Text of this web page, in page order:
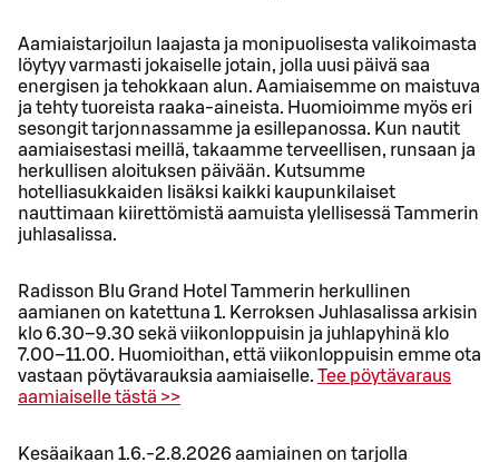
Aamiaistarjoilun laajasta ja monipuolisesta valikoimasta
löytyy varmasti jokaiselle jotain, jolla uusi päivä saa
energisen ja tehokkaan alun. Aamiaisemme on maistuva
ja tehty tuoreista raaka-aineista. Huomioimme myös eri
sesongit tarjonnassamme ja esillepanossa. Kun nautit
aamiaisestasi meillä, takaamme terveellisen, runsaan ja
herkullisen aloituksen päivään. Kutsumme
hotelliasukkaiden lisäksi kaikki kaupunkilaiset
nauttimaan kiirettömistä aamuista ylellisessä Tammerin
juhlasalissa.
Radisson Blu Grand Hotel Tammerin herkullinen
aamianen on katettuna 1. Kerroksen Juhlasalissa arkisin
klo 6.30–9.30 sekä viikonloppuisin ja juhlapyhinä klo
7.00–11.00. Huomioithan, että viikonloppuisin emme ota
vastaan pöytävarauksia aamiaiselle. Tee pöytävaraus
aamiaiselle tästä >>
Kesäaikaan 1.6.-2.8.2026 aamiainen on tarjolla